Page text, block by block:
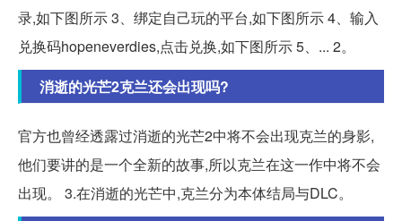
录,如下图所示 3、绑定自己玩的平台,如下图所示 4、输入
兑换码hopeneverdies,点击兑换,如下图所示 5、... 2。
消逝的光芒2克兰还会出现吗?
官方也曾经透露过消逝的光芒2中将不会出现克兰的身影,
他们要讲的是一个全新的故事,所以克兰在这一作中将不会
出现。 3.在消逝的光芒中,克兰分为本体结局与DLC。